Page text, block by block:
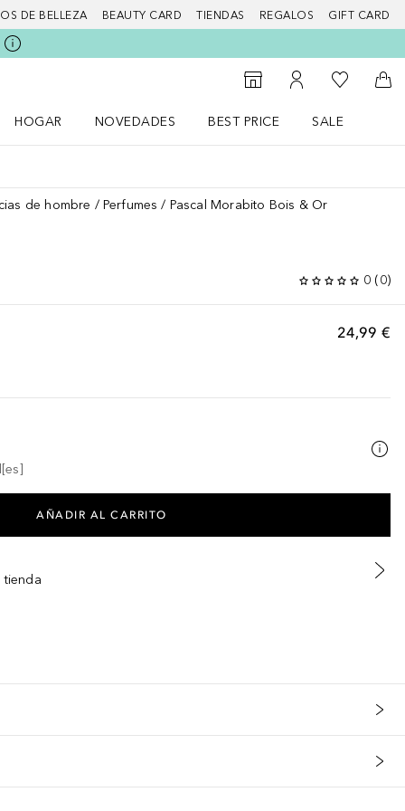
DE BELLEZA BEAUTY CARD TIENDAS REGALOS GIFT CARD
Al Storefinder
Mi cuenta
Mi lista de
A
HOGAR
NOVEDADES
BEST PRICE
SALE
de hombre Perfumes Pascal Morabito Bois & Or
0 (0)
24,99 €
AÑADIR AL CARRITO
tienda